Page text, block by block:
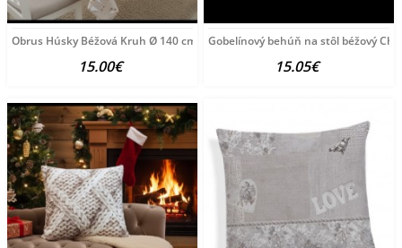
Obrus Húsky Béžová Kruh Ø 140 cm
15.00€
Gobelínový behúň na stôl béžový
15.05€